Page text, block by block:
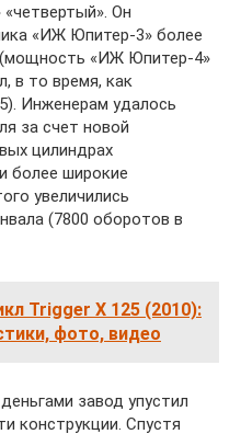
Он
«ИЖ Юпитер-3» более
«ИЖ Юпитер-4»
в то время, как
Инженерам удалось
за счет новой
цилиндрах
более широкие
увеличились
(7800 оборотов в
Trigger X 125 (2010):
фото, видео
завод упустил
конструкции. Спустя